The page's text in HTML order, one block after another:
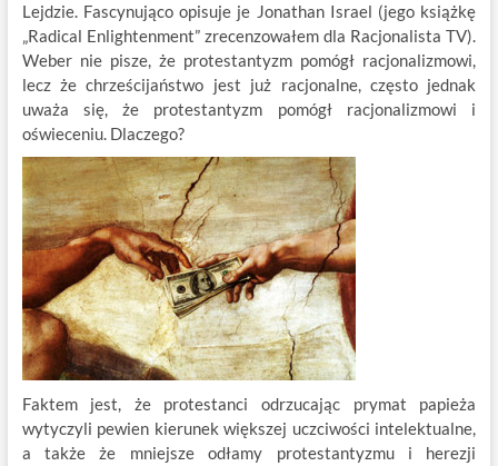
Lejdzie. Fascynująco opisuje je Jonathan Israel (jego książkę
„Radical Enlightenment” zrecenzowałem dla Racjonalista TV).
Weber nie pisze, że protestantyzm pomógł racjonalizmowi,
lecz że chrześcijaństwo jest już racjonalne, często jednak
uważa się, że protestantyzm pomógł racjonalizmowi i
oświeceniu. Dlaczego?
Faktem jest, że protestanci odrzucając prymat papieża
wytyczyli pewien kierunek większej uczciwości intelektualne,
a także że mniejsze odłamy protestantyzmu i herezji